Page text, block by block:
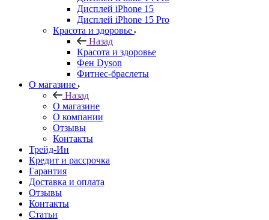
Дисплей iPhone 15
Дисплей iPhone 15 Pro
Красота и здоровье
Назад
Красота и здоровье
Фен Dyson
Фитнес-браслеты
О магазине
Назад
О магазине
О компании
Отзывы
Контакты
Трейд-Ин
Кредит и рассрочка
Гарантия
Доставка и оплата
Отзывы
Контакты
Статьи